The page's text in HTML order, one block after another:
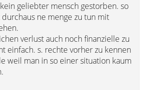
geliebter mensch gestorben. so
ne menge zu tun mit
verlust auch noch finanzielle zu
einfach. s. rechte vorher zu kennen
weil man in so einer situation kaum